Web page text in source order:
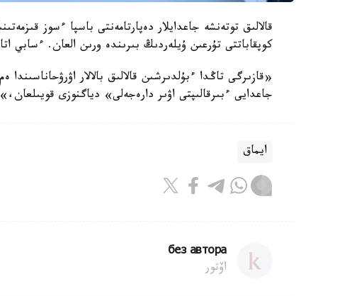
قالالىق توتەنشە جاعدايلار دەپارتامەنتى باسپا ءسوز
كوپقاباتتى تۇرعىن ۇيلەردىڭ بىرىندە ورىن العان. ءسابي
«قازىرگى تاڭدا ءبۇلدىرشىن قالالىق بالالار
جاعدايى ءبىرقالىپتى اۋىر دارەجەلى» دياگنوزى
ايماق
без автора
اۆتور